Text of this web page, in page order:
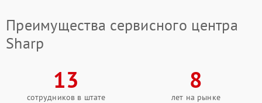
Преимущества сервисного центра
Sharp
13
сотрудников в штате
8
лет на рынке